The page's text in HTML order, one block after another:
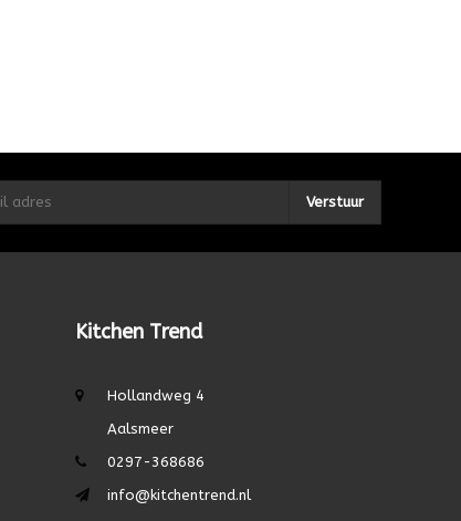
Verstuur
Kitchen Trend
Hollandweg 4
Aalsmeer
0297-368686
info@kitchentrend.nl